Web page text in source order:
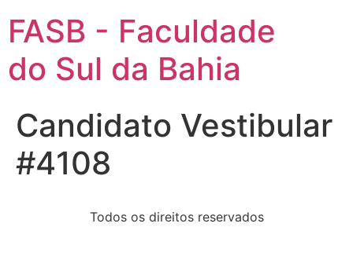
FASB - Faculdade
do Sul da Bahia
Candidato Vestibular
#4108
Todos os direitos reservados